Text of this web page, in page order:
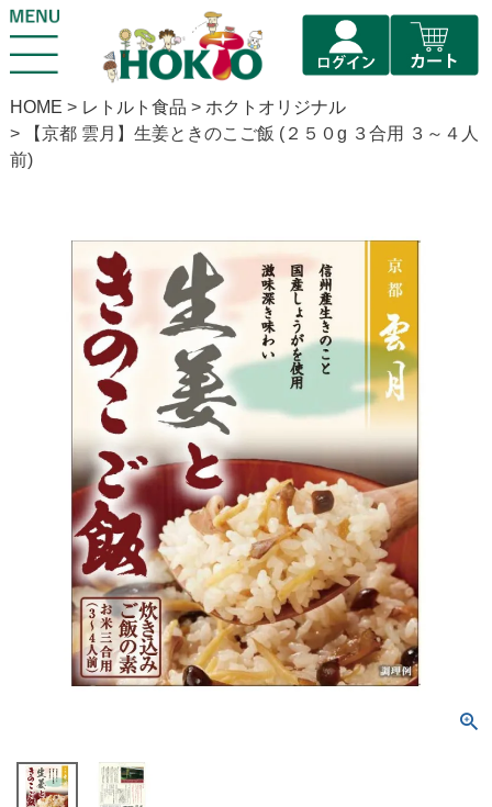
HOME レトルト食品
ホクトオリジナル
【京都 雲月】生姜ときのこご飯 (２５０g ３合用 ３～４人
前)